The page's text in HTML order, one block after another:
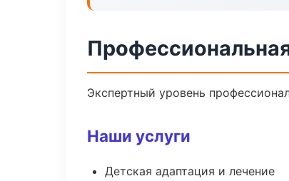
Экспертный уровень
Наши услуги
Детская адаптация и лечение